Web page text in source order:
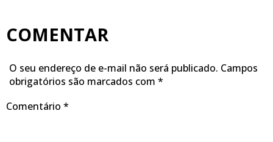
COMENTAR
O seu endereço de e-mail não será publicado. Campos
obrigatórios são marcados com *
Comentário *